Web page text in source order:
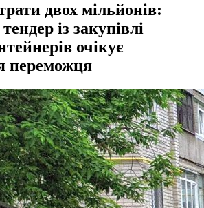
двох мільйонів:
із закупівлі
очікує
переможця